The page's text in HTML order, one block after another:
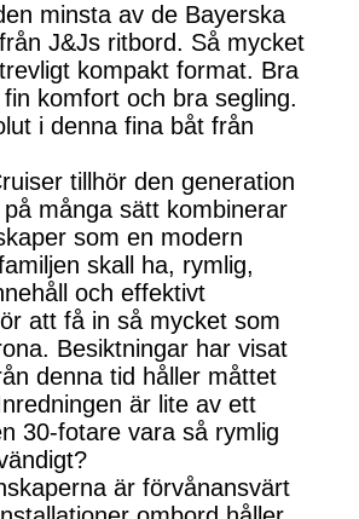
minsta av de Bayerska
J&Js ritbord. Så mycket
kompakt format. Bra
komfort och bra segling.
i denna fina båt från
tillhör den generation
många sätt kombinerar
som en modern
skall ha, rymlig,
och effektivt
att få in så mycket som
Besiktningar har visat
denna tid håller måttet
är lite av ett
30-fotare vara så rymlig
är förvånansvärt